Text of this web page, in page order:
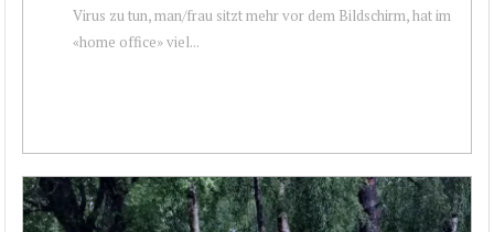
Virus zu tun, man/frau sitzt mehr vor dem Bildschirm, hat im
«home office» viel...